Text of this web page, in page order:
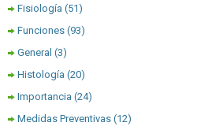
Fisiología (51)
Funciones (93)
General (3)
Histología (20)
Importancia (24)
Medidas Preventivas (12)